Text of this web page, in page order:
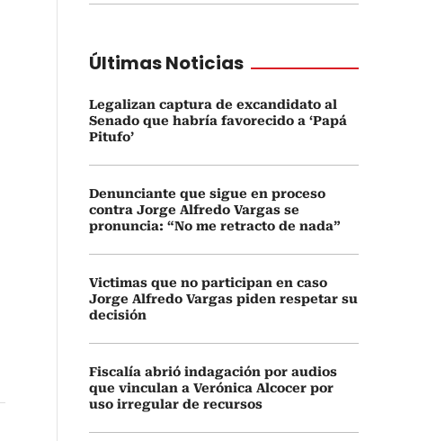
Últimas Noticias
Legalizan captura de excandidato al
Senado que habría favorecido a ‘Papá
Pitufo’
Denunciante que sigue en proceso
contra Jorge Alfredo Vargas se
pronuncia: “No me retracto de nada”
Victimas que no participan en caso
Jorge Alfredo Vargas piden respetar su
decisión
Fiscalía abrió indagación por audios
que vinculan a Verónica Alcocer por
uso irregular de recursos